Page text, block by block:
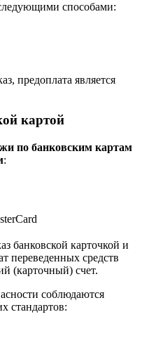
способами:
предоплата является
картой
по банковским картам
:
банковской карточкой и
переведенных средств
(карточный) счет.
соблюдаются
стандартов: